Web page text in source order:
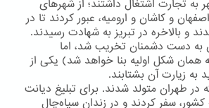
به تجارت اشتغال داشتند؛ از شهرهای
و كاشان و ارومیه، عبور كردند تا در
و بالاخره در تبریز به شهادت رسیدند.
به دست دشمنان تخریب شد، اما
شكل اولیه بنا خواهد شد) یكی از
زیارت آن بشتابند.
در طهران متولد شدند. برای تبلیغ دیانت
سفر كردند و در زندان سیاه‌چال